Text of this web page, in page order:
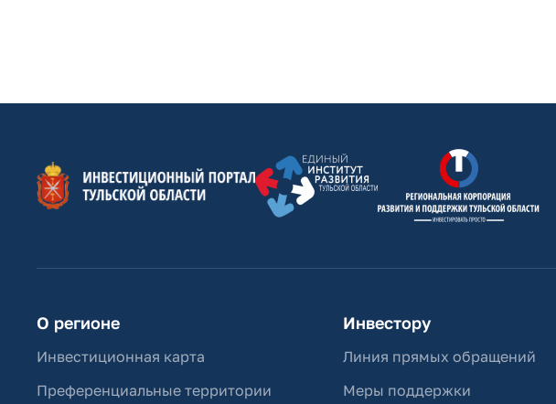
О регионе
Инвестиционная карта
Преференциальные территории
Инвестору
Линия прямых обращений
Меры поддержки